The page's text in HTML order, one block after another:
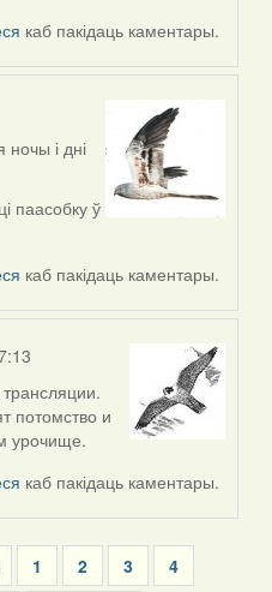
каб пакідаць каментары.
і дні
паасобку ў
каб пакідаць каментары.
потомство и
урочище.
каб пакідаць каментары.
Page
1 Page
2 Page
3 Page
4